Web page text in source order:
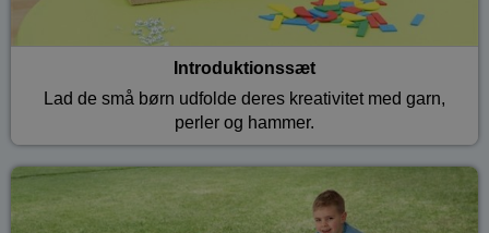
Introduktionssæt
Lad de små børn udfolde deres kreativitet med garn,
perler og hammer.